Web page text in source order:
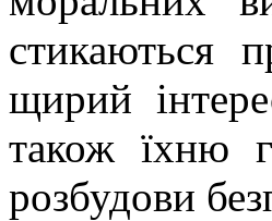
стикаються
щирий
також їхню
розбудови